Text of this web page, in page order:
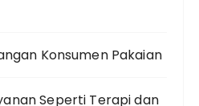
Konsumen Pakaian
Seperti Terapi dan